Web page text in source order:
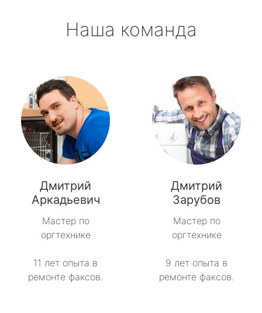
Наша команда
Дмитрий
Аркадьевич
Мастер по
оргтехнике
11 лет опыта в
ремонте факсов.
Дмитрий
Зарубов
Мастер по
оргтехнике
9 лет опыта в
ремонте факсов.